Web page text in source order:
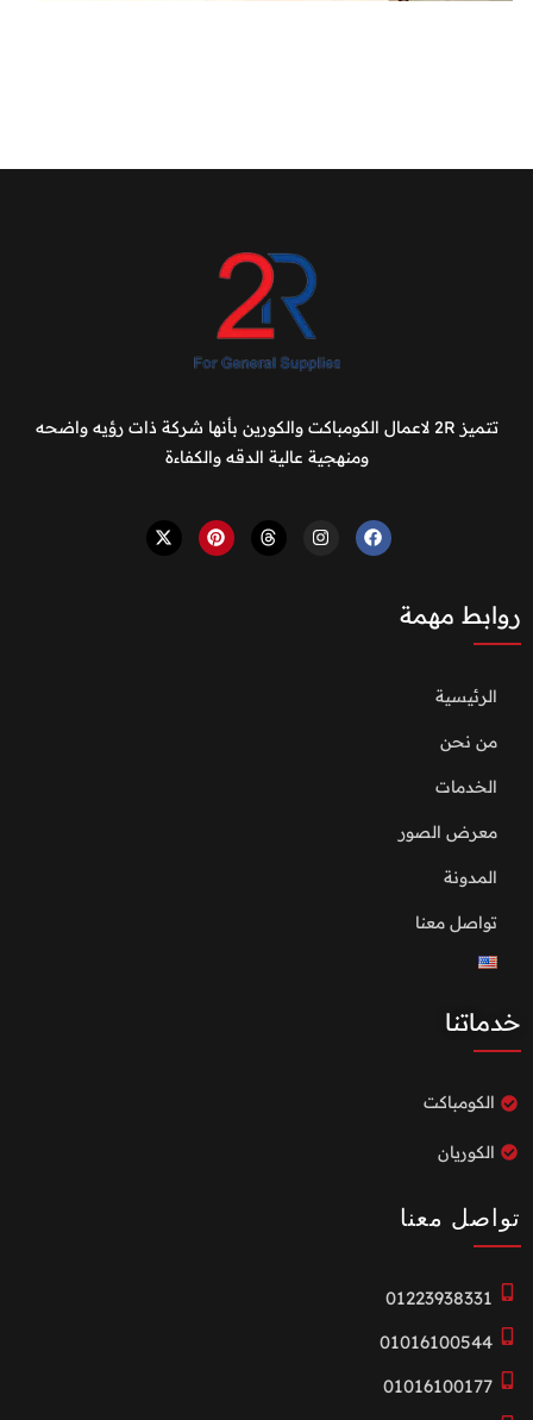
تتميز 2R لاعمال الكومباكت والكورين بأنها شركة ذات رؤيه واضحه
ومنهجية عالية الدقه والكفاءة
روابط مهمة
الرئيسية
من نحن
الخدمات
معرض الصور
المدونة
تواصل معنا
خدماتنا
الكومباكت
الكوريان
تواصل معنا
01223938331
01016100544
01016100177